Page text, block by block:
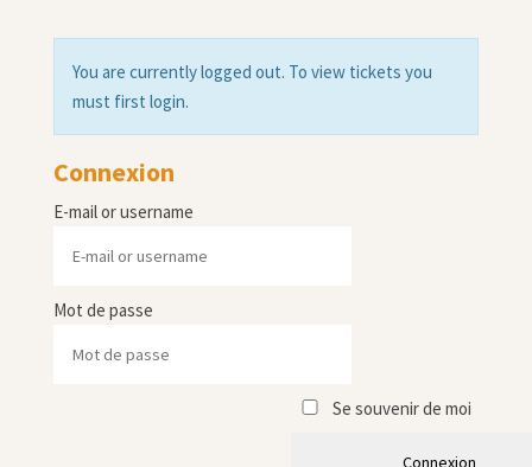
You are currently logged out. To view tickets you
must first login.
Connexion
E-mail or username
Mot de passe
Se souvenir de moi
Connexion